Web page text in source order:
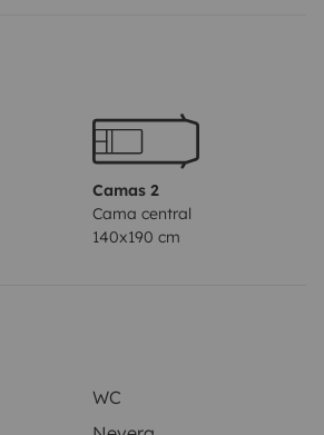
Camas 2
Cama central
140x190 cm
WC